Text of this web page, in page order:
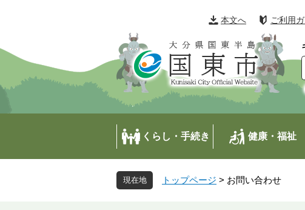
の
で
す
。
ー
ば
し
て
本文へ ご利用
o
l
くらし・手続き 健康・福祉
トップページ > お問い合わせ